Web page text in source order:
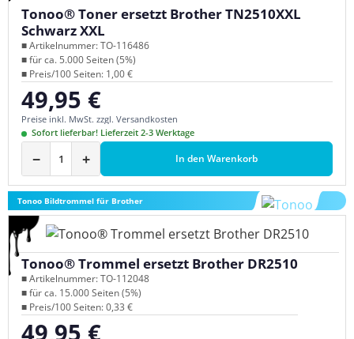
Tonoo® Toner ersetzt Brother TN2510XXL
Schwarz XXL
■ Artikelnummer: TO-116486
■ für ca. 5.000 Seiten (5%)
■ Preis/100 Seiten: 1,00 €
Regulärer Preis:
49,95 €
Preise inkl. MwSt. zzgl. Versandkosten
Sofort lieferbar! Lieferzeit 2-3 Werktage
− + In den Warenkorb
Tonoo Bildtrommel für Brother
Tonoo® Trommel ersetzt Brother DR2510
■ Artikelnummer: TO-112048
■ für ca. 15.000 Seiten (5%)
■ Preis/100 Seiten: 0,33 €
Regulärer Preis:
49,95 €